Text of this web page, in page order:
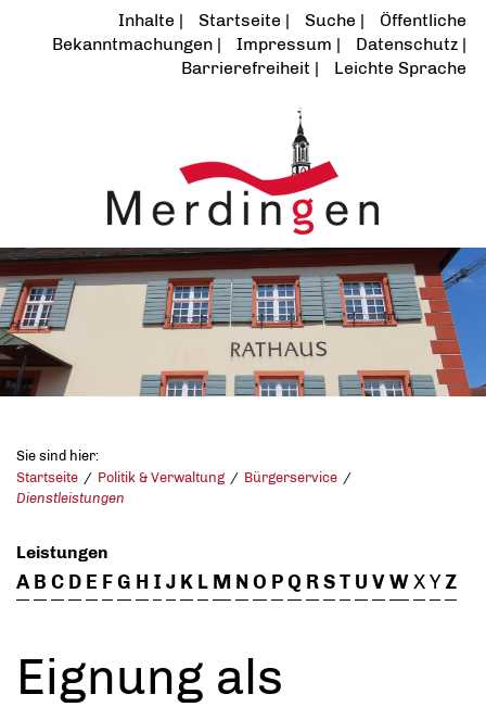
Inhalte Startseite Suche
Öffentliche
Bekanntmachungen
Impressum
Datenschutz
Barrierefreiheit
Leichte Sprache
Sie sind hier:
Startseite
Politik & Verwaltung
Bürgerservice
Dienstleistungen
Leistungen
A B C D E FG H I J K L M NO PQ RST U VWXYZ
Eignung als